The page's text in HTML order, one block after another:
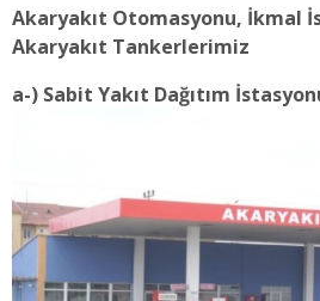
Akaryakıt Otomasyonu, İkmal
Akaryakıt Tankerlerimiz
a-) Sabit Yakıt Dağıtım